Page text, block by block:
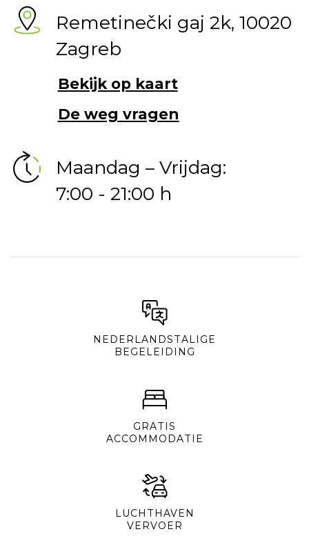
Remetinečki gaj 2k, 10020
Zagreb
Bekijk op kaart
De weg vragen
Maandag – Vrijdag:
7:00 - 21:00 h
NEDERLANDSTALIGE
BEGELEIDING
GRATIS
ACCOMMODATIE
LUCHTHAVEN
VERVOER